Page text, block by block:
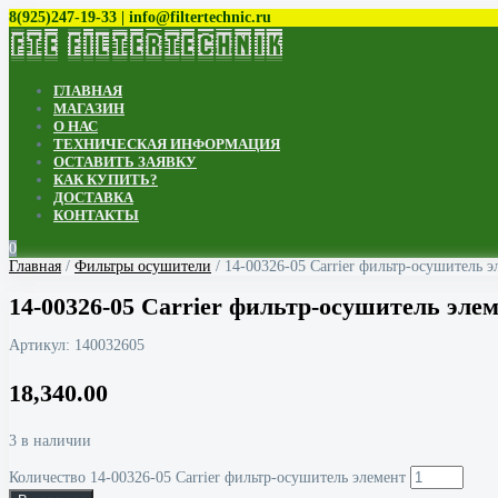
8(925)247-19-33 | info@filtertechnic.ru
ГЛАВНАЯ
МАГАЗИН
О НАС
ТЕХНИЧЕСКАЯ ИНФОРМАЦИЯ
ОСТАВИТЬ ЗАЯВКУ
КАК КУПИТЬ?
ДОСТАВКА
КОНТАКТЫ
0
Главная / Фильтры осушители / 14-00326-05 Carrier фильтр-осушитель
14-00326-05 Carrier фильтр-осушитель
Артикул: 140032605
18,340.00
3 в наличии
Количество 14-00326-05 Carrier фильтр-осушитель элемент